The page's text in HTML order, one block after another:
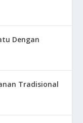
Dengan
Tradisional